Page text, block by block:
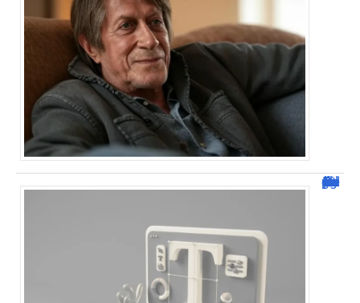
Dafont Police : guide complet pour télécharger !